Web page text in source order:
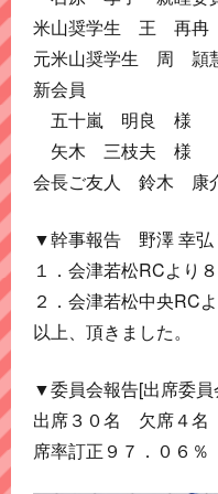
米山奨学生 王 再
元米山奨学生 周 頴
新会員
五十嵐 明良 様
矢木 三枝夫 様
会長ご友人 鈴木
▼幹事報告 野澤 幸弘
１．会津若松RCより
２．会津若松中央RC
以上、頂きました。
▼委員会報告[出席委
出席３０名 欠席４
席率訂正９７．０６％